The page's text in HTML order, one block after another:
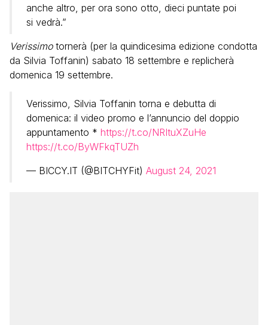
anche altro, per ora sono otto, dieci puntate poi
si vedrà.”
Verissimotornerà (per la quindicesima edizione condotta
da Silvia Toffanin) sabato 18 settembre e replicherà
domenica 19 settembre.
Verissimo, Silvia Toffanin torna e debutta di
domenica: il video promo e l’annuncio del doppio
appuntamento * https://t.co/NRItuXZuHe
https://t.co/ByWFkqTUZh
— BICCY.IT (@BITCHYFit) August 24, 2021